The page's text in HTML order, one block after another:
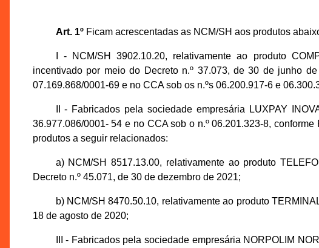
Art. 1ºFicam acrescentadas as NCM/SH aos produtos
I - NCM/SH 3902.10.20, relativamente ao produto
incentivado por meio do Decreto n.º 37.073, de 30 de junho
07.169.868/0001-69 e no CCA sob os n.ºs 06.200.917-6 e
II - Fabricados pela sociedade empresária LUXPAY
36.977.086/0001- 54 e no CCA sob o n.º 06.201.323-8,
produtos a seguir relacionados:
a) NCM/SH 8517.13.00, relativamente ao produto
Decreto n.º 45.071, de 30 de dezembro de 2021;
b) NCM/SH 8470.50.10, relativamente ao produto
18 de agosto de 2020;
III - Fabricados pela sociedade empresária NORPOLIM